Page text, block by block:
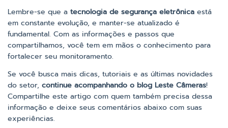
Lembre-se que a tecnologia de segurança eletrônica está
em constante evolução, e manter-se atualizado é
fundamental. Com as informações e passos que
compartilhamos, você tem em mãos o conhecimento para
fortalecer seu monitoramento.
Se você busca mais dicas, tutoriais e as últimas novidades
do setor, continue acompanhando o blog Leste Câmeras!
Compartilhe este artigo com quem também precisa dessa
informação e deixe seus comentários abaixo com suas
experiências.